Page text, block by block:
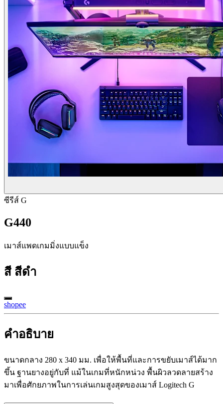
ซีรีส์ G
G440
เมาส์แพดเกมมิ่งแบบแข็ง
สี สีดำ
shopee
คำอธิบาย
ขนาดกลาง 280 x 340 มม. เพื่อให้พื้นที่และการขยับเมาส์ได้มาก
ขึ้น ฐานยางอยู่กับที่ แม้ในเกมที่หนักหน่วง พื้นผิวลวดลายสร้าง
มาเพื่อศักยภาพในการเล่นเกมสูงสุดของเมาส์ Logitech G